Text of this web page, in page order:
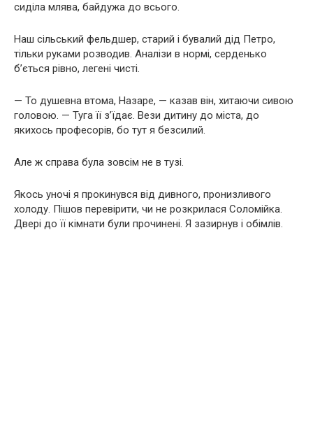
сиділа млява, байдужа до всього.
Наш сільський фельдшер, старий і бувалий дід Петро,
тільки руками розводив. Аналізи в нормі, серденько
б’ється рівно, легені чисті.
— То душевна втома, Назаре, — казав він, хитаючи сивою
головою. — Туга її з’їдає. Вези дитину до міста, до
якихось професорів, бо тут я безсилий.
Але ж справа була зовсім не в тузі.
Якось уночі я прокинувся від дивного, пронизливого
холоду. Пішов перевірити, чи не розкрилася Соломійка.
Двері до її кімнати були прочинені. Я зазирнув і обімлів.